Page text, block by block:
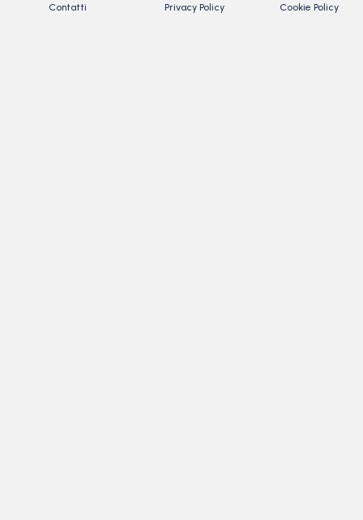
Contatti Privacy Policy Cookie Policy